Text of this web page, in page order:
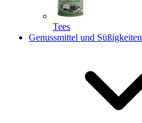
Tees
Genussmittel und Süßigkeiten